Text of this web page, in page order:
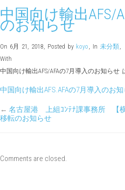
中国向け輸出AFS/
のお知らせ
On 6月 21, 2018, Posted by koyo , In 未分類,
With
中国向け輸出AFS/AFAの7月導入のお知らせ
中国向け輸出AFS.AFAの7月導入のお
← 名古屋港 上組ｺﾝﾃﾅ課事務所
移転のお知らせ
Comments are closed.